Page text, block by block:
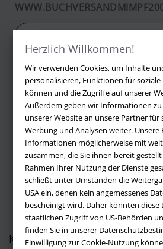
Herzlich Willkommen!
Wir verwenden Cookies, um Inhalte
personalisieren, Funktionen für
können und die Zugriffe auf unserer
Außerdem geben wir Informationen
unserer Website an unsere Partner für
Werbung und Analysen weiter.
Informationen möglicherweise mit
zusammen, die Sie ihnen bereit
Rahmen Ihrer Nutzung der Dienste
schließt unter Umständen die
USA ein, denen kein angemessenes
bescheinigt wird. Daher könnten diese
staatlichen Zugriff von US-Behörden
finden Sie in unserer
Einwilligung zur Cookie-Nutzung
Über
Impressum
Versandbedingungen
Widerruf
Batteriehinweis
AGB
Datenschutz
Kontakt